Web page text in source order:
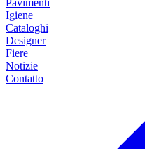
Pavimenti
Igiene
Cataloghi
Designer
Fiere
Notizie
Contatto